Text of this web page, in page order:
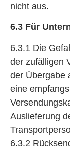
nicht aus.
6.3 Für
6.3.1 Die
der zufälligen
der Übergabe
eine
Auslieferung
6.3.2